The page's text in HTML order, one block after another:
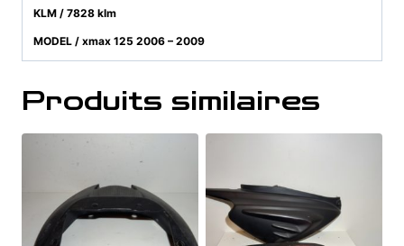
KLM / 7828 klm
MODEL / xmax 125 2006 – 2009
Produits similaires